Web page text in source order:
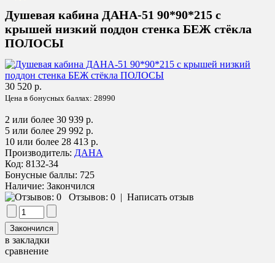
Душевая кабина ДАНА-51 90*90*215 с
крышей низкий поддон стенка БЕЖ стёкла
ПОЛОСЫ
30 520 р.
Цена в бонусных баллах: 28990
2 или более 30 939 р.
5 или более 29 992 р.
10 или более 28 413 р.
Производитель: ДАНА
Код: 8132-34
Бонусные баллы: 725
Наличие: Закончился
Отзывов: 0 | Написать отзыв
в закладки
сравнение